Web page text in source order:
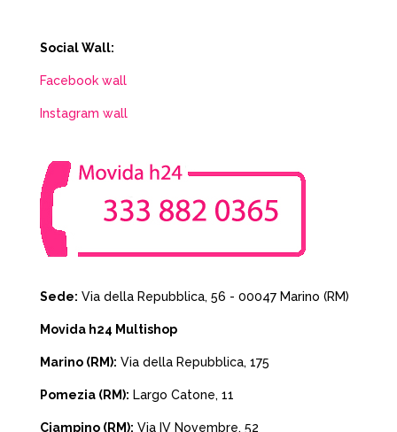
Social Wall:
Facebook wall
Instagram wall
Sede: Via della Repubblica, 56 - 00047 Marino (RM)
Movida h24 Multishop
Marino (RM): Via della Repubblica, 175
Pomezia (RM): Largo Catone, 11
Ciampino (RM): Via IV Novembre, 52